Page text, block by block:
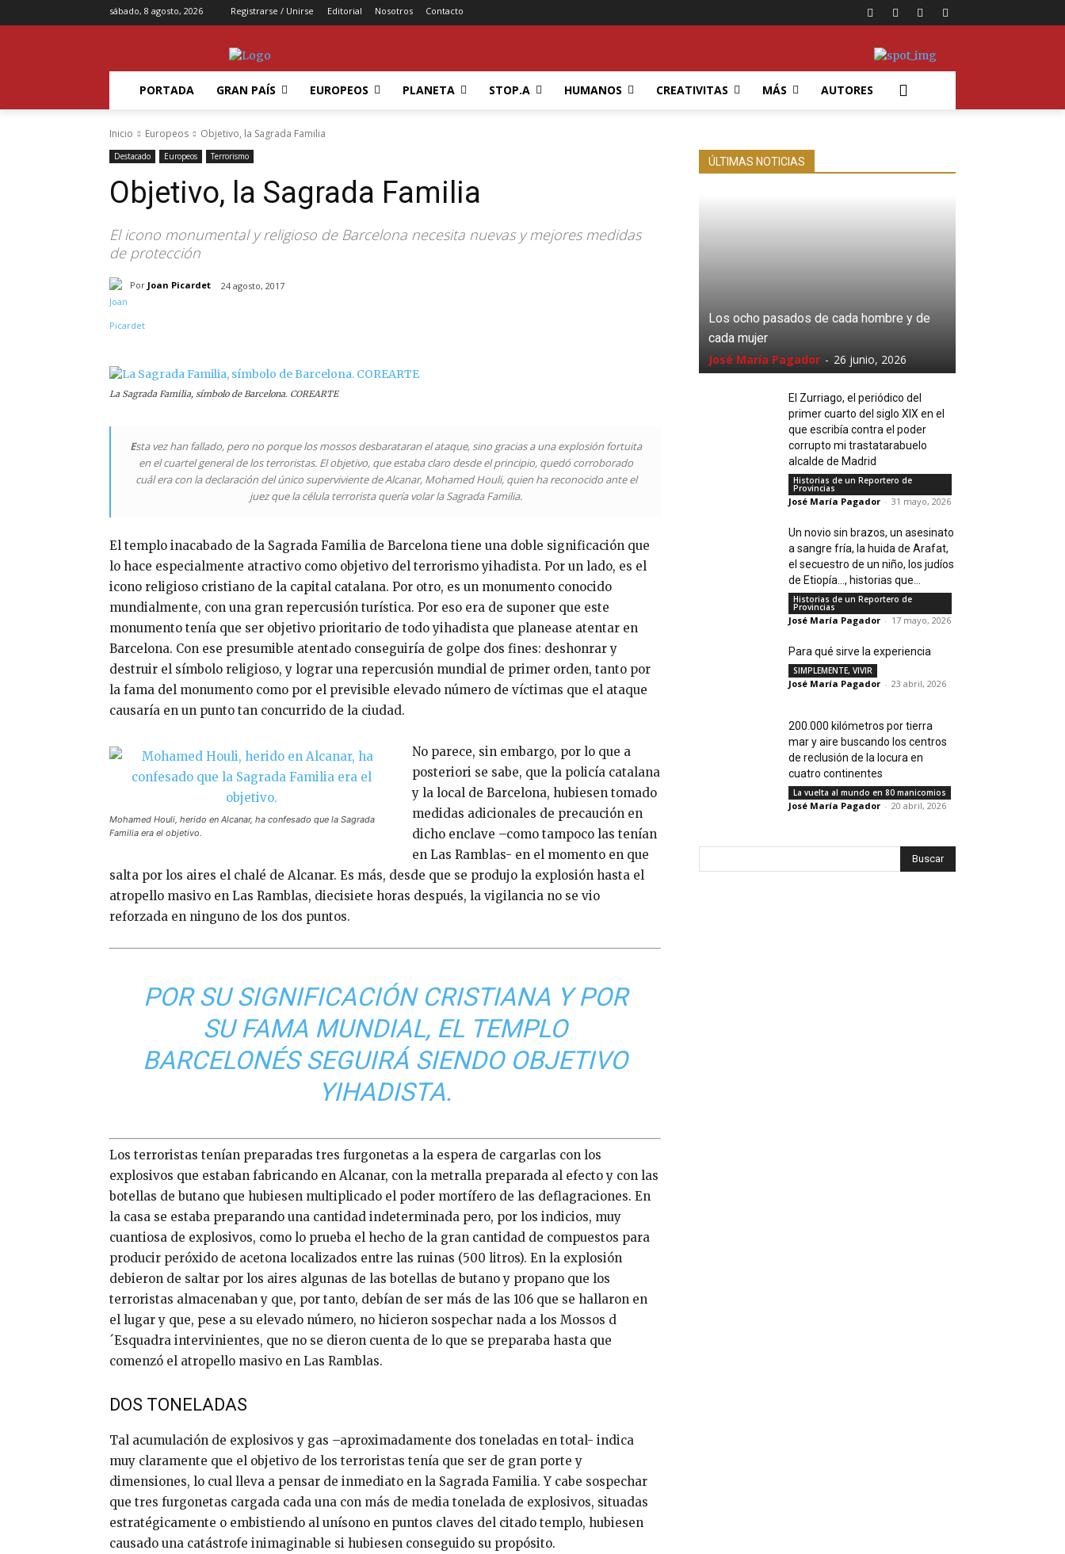
sábado, 8 agosto, 2026 Registrarse / Unirse Editorial Nosotros Contacto
PORTADA GRAN PAÍS EUROPEOS PLANETA STOP.A HUMANOS CREATIVITAS MÁS AUTORES
Inicio Europeos Objetivo, la Sagrada Familia
Destacado Europeos Terrorismo
Objetivo, la Sagrada Familia
El icono monumental y religioso de Barcelona necesita nuevas y mejores medidas
de protección
Por Joan Picardet 24 agosto, 2017
La Sagrada Familia, símbolo de Barcelona. COREARTE
Esta vez han fallado, pero no porque los mossos desbarataran el ataque, sino gracias a una explosión fortuita
en el cuartel general de los terroristas. El objetivo, que estaba claro desde el principio, quedó corroborado
cuál era con la declaración del único superviviente de Alcanar, Mohamed Houli, quien ha reconocido ante el
juez que la célula terrorista quería volar la Sagrada Familia.
El templo inacabado de la Sagrada Familia de Barcelona tiene una doble significación que
lo hace especialmente atractivo como objetivo del terrorismo yihadista. Por un lado, es el
icono religioso cristiano de la capital catalana. Por otro, es un monumento conocido
mundialmente, con una gran repercusión turística. Por eso era de suponer que este
monumento tenía que ser objetivo prioritario de todo yihadista que planease atentar en
Barcelona. Con ese presumible atentado conseguiría de golpe dos fines: deshonrar y
destruir el símbolo religioso, y lograr una repercusión mundial de primer orden, tanto por
la fama del monumento como por el previsible elevado número de víctimas que el ataque
causaría en un punto tan concurrido de la ciudad.
Mohamed Houli, herido en Alcanar, ha confesado que la Sagrada
Familia era el objetivo.
No parece, sin embargo, por lo que a
posteriori se sabe, que la policía catalana
y la local de Barcelona, hubiesen tomado
medidas adicionales de precaución en
dicho enclave –como tampoco las tenían
en Las Ramblas- en el momento en que
salta por los aires el chalé de Alcanar. Es más, desde que se produjo la explosión hasta el
atropello masivo en Las Ramblas, diecisiete horas después, la vigilancia no se vio
reforzada en ninguno de los dos puntos.
POR SU SIGNIFICACIÓN CRISTIANA Y POR
SU FAMA MUNDIAL, EL TEMPLO
BARCELONÉS SEGUIRÁ SIENDO OBJETIVO
YIHADISTA.
Los terroristas tenían preparadas tres furgonetas a la espera de cargarlas con los
explosivos que estaban fabricando en Alcanar, con la metralla preparada al efecto y con las
botellas de butano que hubiesen multiplicado el poder mortífero de las deflagraciones. En
la casa se estaba preparando una cantidad indeterminada pero, por los indicios, muy
cuantiosa de explosivos, como lo prueba el hecho de la gran cantidad de compuestos para
producir peróxido de acetona localizados entre las ruinas (500 litros). En la explosión
debieron de saltar por los aires algunas de las botellas de butano y propano que los
terroristas almacenaban y que, por tanto, debían de ser más de las 106 que se hallaron en
el lugar y que, pese a su elevado número, no hicieron sospechar nada a los Mossos d
´Esquadra intervinientes, que no se dieron cuenta de lo que se preparaba hasta que
comenzó el atropello masivo en Las Ramblas.
DOS TONELADAS
Tal acumulación de explosivos y gas –aproximadamente dos toneladas en total- indica
muy claramente que el objetivo de los terroristas tenía que ser de gran porte y
dimensiones, lo cual lleva a pensar de inmediato en la Sagrada Familia. Y cabe sospechar
que tres furgonetas cargada cada una con más de media tonelada de explosivos, situadas
estratégicamente o embistiendo al unísono en puntos claves del citado templo, hubiesen
causado una catástrofe inimaginable si hubiesen conseguido su propósito.
ÚLTIMAS NOTICIAS
Los ocho pasados de cada hombre y de
cada mujer
José María Pagador - 26 junio, 2026
El Zurriago, el periódico del
primer cuarto del siglo XIX en el
que escribía contra el poder
corrupto mi trastatarabuelo
alcalde de Madrid
Historias de un Reportero de
Provincias
José María Pagador - 31 mayo, 2026
Un novio sin brazos, un asesinato
a sangre fría, la huida de Arafat,
el secuestro de un niño, los judíos
de Etiopía…, historias que...
Historias de un Reportero de
Provincias
José María Pagador - 17 mayo, 2026
Para qué sirve la experiencia
SIMPLEMENTE, VIVIR
José María Pagador - 23 abril, 2026
200.000 kilómetros por tierra
mar y aire buscando los centros
de reclusión de la locura en
cuatro continentes
La vuelta al mundo en 80 manicomios
José María Pagador - 20 abril, 2026
Buscar